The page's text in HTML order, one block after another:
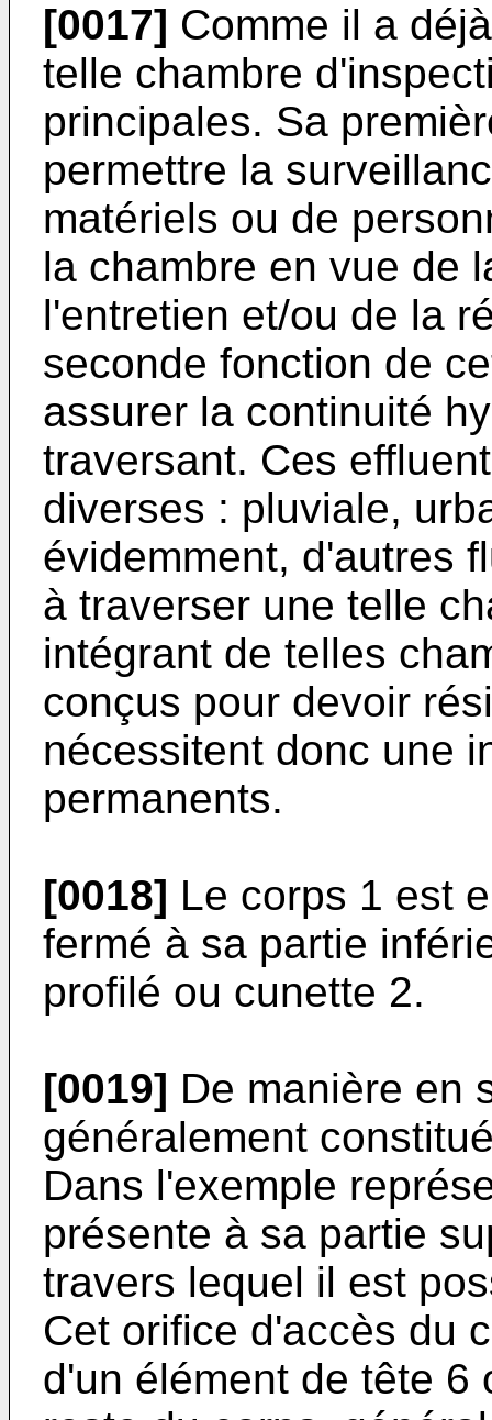
[0017] Comme il a
telle chambre
principales. Sa
permettre la
matériels ou de
la chambre en vue de
l'entretien et/ou de la
seconde fonction de
assurer la continuité
traversant. Ces
diverses : pluviale,
évidemment, d'autres
à traverser une telle
intégrant de telles
conçus pour devoir
nécessitent donc une
permanents.
[0018] Le corps 1 est
fermé à sa partie
profilé ou cunette 2.
[0019] De manière en
généralement
Dans l'exemple
présente à sa partie
travers lequel il est
Cet orifice d'accès du
d'un élément de tête 6